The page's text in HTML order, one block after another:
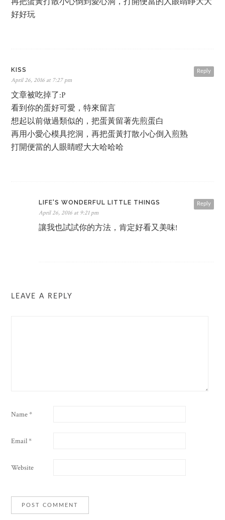
好好玩
Reply
KISS
April 26, 2016 at 7:27 pm
文章被吃掉了:P
看到你的蛋好可愛，特來留言
想起以前做過類似的，把蛋黃留著先煎蛋白
再用小愛心模具挖洞，再把蛋黃打散小心倒入煎熟
打開便當的人眼睛瞪大大哈哈哈
Reply
LIFE'S WONDERFUL LITTLE THINGS
April 26, 2016 at 9:21 pm
讓我也試試你的方法，肯定好看又美味!
LEAVE A REPLY
Name*
Email*
Website